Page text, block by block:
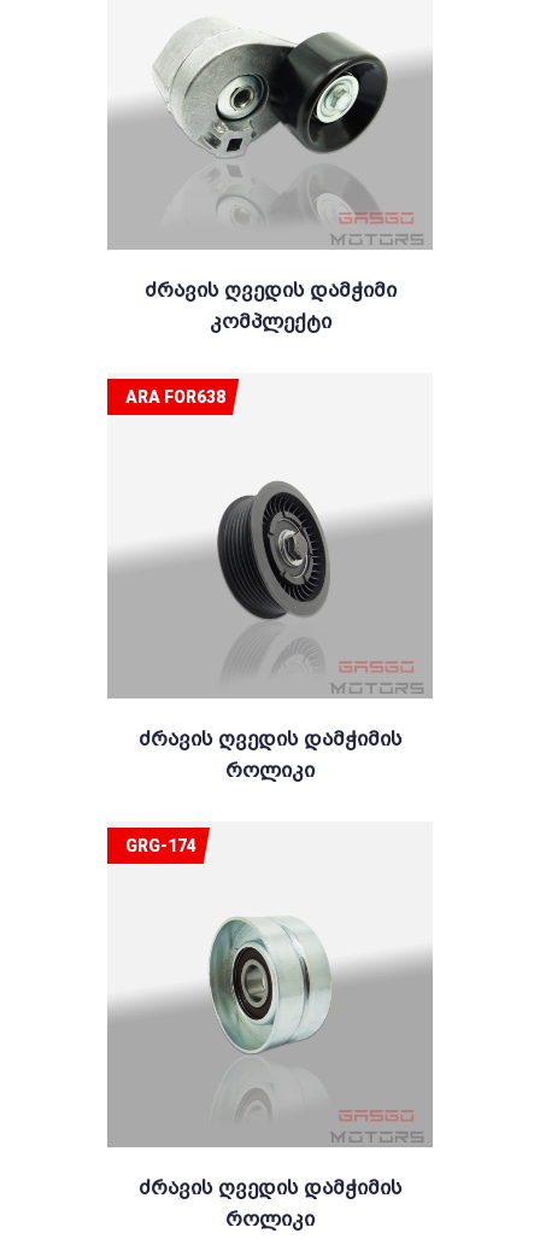
Ძრავის Ღვედის Დამჭიმი
Კომპლექტი
Ძრავის Ღვედის Დამჭიმის
Როლიკი
ARA FOR638
Ძრავის Ღვედის Დამჭიმის
Როლიკი
GRG-174